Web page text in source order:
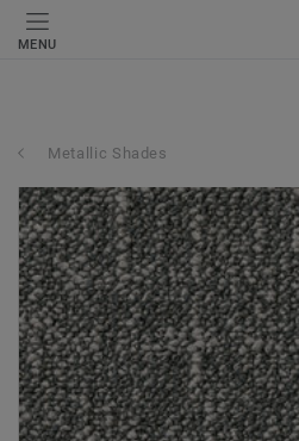
MENU
Metallic Shades